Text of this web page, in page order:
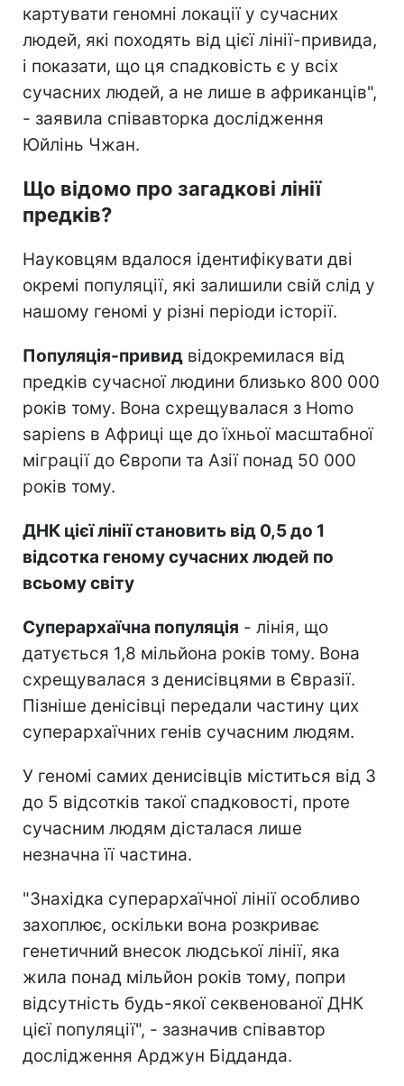
картувати геномні локації у сучасних
людей, які походять від цієї лінії-привида,
і показати, що ця спадковість є у всіх
сучасних людей, а не лише в африканців",
- заявила співавторка дослідження
Юйлінь Чжан.
Що відомо про загадкові лінії
предків?
Науковцям вдалося ідентифікувати дві
окремі популяції, які залишили свій слід у
нашому геномі у різні періоди історії.
Популяція-привид відокремилася від
предків сучасної людини близько 800 000
років тому. Вона схрещувалася з Homo
sapiens в Африці ще до їхньої масштабної
міграції до Європи та Азії понад 50 000
років тому.
ДНК цієї лінії становить від 0,5 до 1
відсотка геному сучасних людей по
всьому світу
Суперархаїчна популяція - лінія, що
датується 1,8 мільйона років тому. Вона
схрещувалася з денисівцями в Євразії.
Пізніше денісівці передали частину цих
суперархаїчних генів сучасним людям.
У геномі самих денисівців міститься від 3
до 5 відсотків такої спадковості, проте
сучасним людям дісталася лише
незначна її частина.
"Знахідка суперархаїчної лінії особливо
захоплює, оскільки вона розкриває
генетичний внесок людської лінії, яка
жила понад мільйон років тому, попри
відсутність будь-якої секвенованої ДНК
цієї популяції", - зазначив співавтор
дослідження Арджун Бідданда.